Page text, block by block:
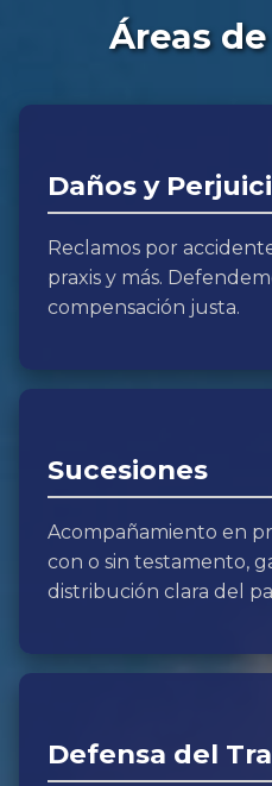
Áreas
Daños y
Reclamos por
praxis y más.
compensación justa.
Sucesiones
Acompañamiento en
con o sin testamento,
distribución clara del
Defensa del